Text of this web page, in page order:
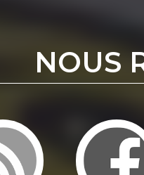
NOUS